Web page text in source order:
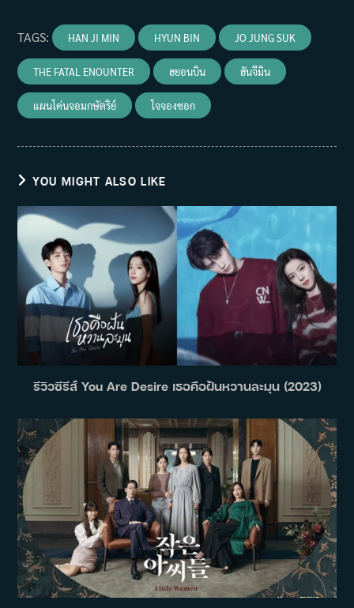
TAGS: HAN JI MIN HYUN BIN JO JUNG SUK
THE FATAL ENOUNTER ฮยอนบิน ฮันจีมิน
แผนโค่นจอมกษัตริย์ โจจองซอก
YOU MIGHT ALSO LIKE
รีวิวซีรีส์ You Are Desire เธอคือฝันหวานละมุน (2023)